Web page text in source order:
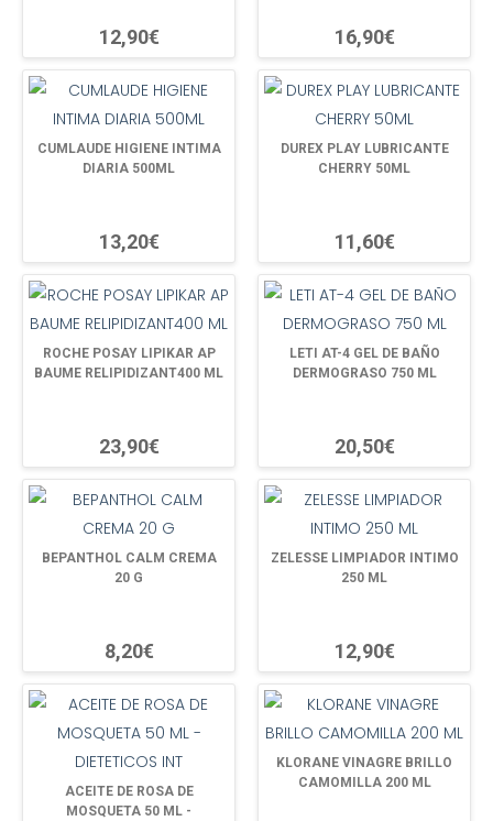
12,90€ 16,90€
CUMLAUDE HIGIENE INTIMA
DIARIA 500ML
13,20€
DUREX PLAY LUBRICANTE
CHERRY 50ML
11,60€
ROCHE POSAY LIPIKAR AP
BAUME RELIPIDIZANT400 ML
23,90€
LETI AT-4 GEL DE BAÑO
DERMOGRASO 750 ML
20,50€
BEPANTHOL CALM CREMA
20 G
8,20€
ZELESSE LIMPIADOR INTIMO
250 ML
12,90€
ACEITE DE ROSA DE
MOSQUETA 50 ML -
KLORANE VINAGRE BRILLO
CAMOMILLA 200 ML